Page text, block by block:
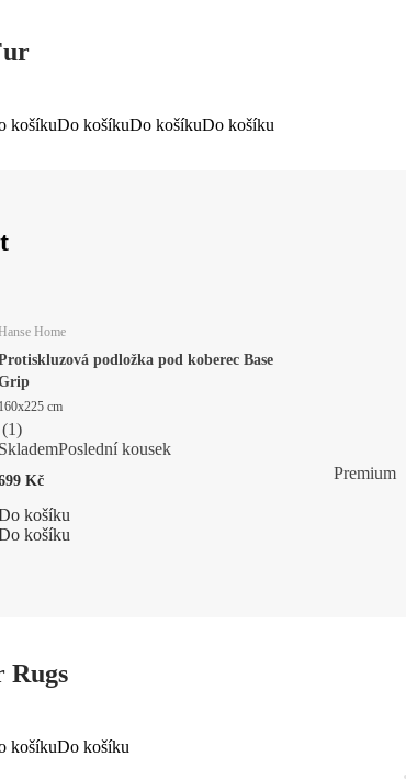
košíkuDo košíkuDo košíkuDo košíku
Home
podložka pod koberec Base
160x225 cm
(1)
SklademPoslední kousek
Kč
košíku
košíku
Premium
Rugs
košíkuDo košíku